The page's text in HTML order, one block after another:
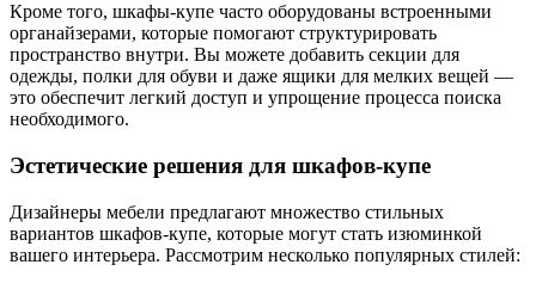
Кроме того, шкафы-купе часто оборудованы встроенными
органайзерами, которые помогают структурировать
пространство внутри. Вы можете добавить секции для
одежды, полки для обуви и даже ящики для мелких вещей —
это обеспечит легкий доступ и упрощение процесса поиска
необходимого.
Эстетические решения для шкафов-купе
Дизайнеры мебели предлагают множество стильных
вариантов шкафов-купе, которые могут стать изюминкой
вашего интерьера. Рассмотрим несколько популярных стилей: